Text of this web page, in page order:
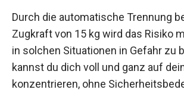
verfangen.
Durch die automatische Trennung
Zugkraft von 15 kg wird das Risiko
in solchen Situationen in Gefahr zu
kannst du dich voll und ganz auf